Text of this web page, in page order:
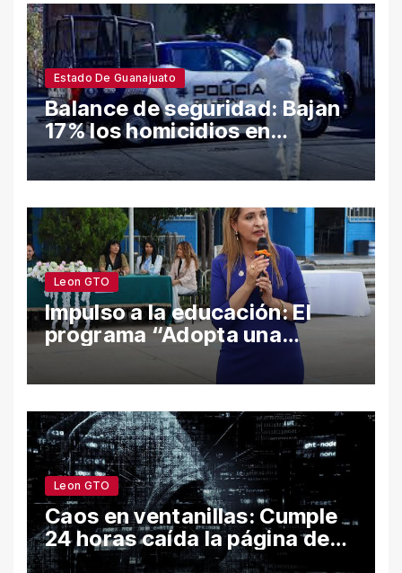
Estado De Guanajuato
Balance de seguridad: Bajan
17% los homicidios en
Guanajuato en el semestre;
León y Salamanca lideran
Leon GTO
Impulso a la educación: El
programa “Adopta una
Escuela” fortalece el
bienestar y la permanencia
Leon GTO
Caos en ventanillas: Cumple
24 horas caída la página de
León por hackeo y congela